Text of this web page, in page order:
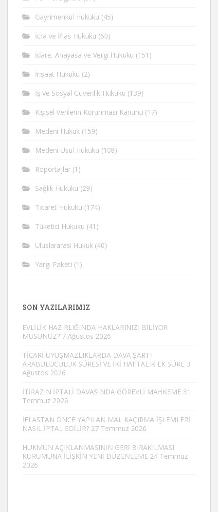
Gayrimenkul Hukuku (45)
İcra ve İflas Hukuku (60)
İdare, Anayasa ve Vergi Hukuku (151)
İnşaat Hukuku (2)
İş ve Sosyal Güvenlik Hukuku (139)
Kişisel Verilerin Korunması Kanunu (17)
Medeni Hukuk (159)
Medeni Usul Hukuku (108)
Röportajlar (1)
Sağlık Hukuku (29)
Ticaret Hukuku (174)
Tüketici Hukuku (41)
Uluslararası Hukuk (40)
Yargı Paketi (1)
SON YAZILARIMIZ
EVLİLİK HAZIRLIĞINDA HAKLARINIZI BİLİYOR
MUSUNUZ? 7 Ağustos 2026
TİCARİ UYUŞMAZLIKLARDA DAVA ŞARTI
ARABULUCULUK SÜRESİ VE İKİ HAFTALIK EK SÜRE 3
Ağustos 2026
İTİRAZIN İPTALİ DAVASINDA GÖREVLİ MAHKEME 31
Temmuz 2026
İFLASTAN ÖNCE YAPILAN MAL KAÇIRMA İŞLEMLERİ
NASIL İPTAL EDİLİR? 27 Temmuz 2026
HÜKMÜN AÇIKLANMASININ GERİ BIRAKILMASI
KURUMUNA İLİŞKİN YENİ DÜZENLEME 24 Temmuz
2026